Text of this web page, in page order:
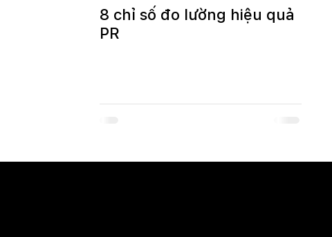
8 chỉ số đo lường hiệu quả
PR